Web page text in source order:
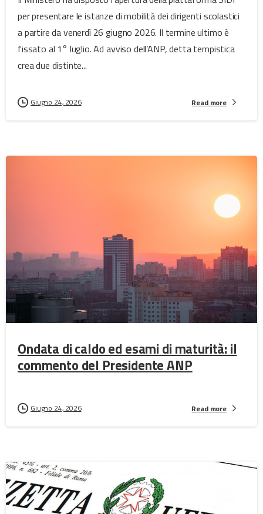
per presentare le istanze di mobilità dei dirigenti scolastici
a partire da venerdì 26 giugno 2026. Il termine ultimo è
fissato al 1° luglio. Ad avviso dell’ANP, detta tempistica
crea due distinte...
Giugno 24, 2026 Read more
Ondata di caldo ed esami di maturità: il
commento del Presidente ANP
Giugno 24, 2026 Read more